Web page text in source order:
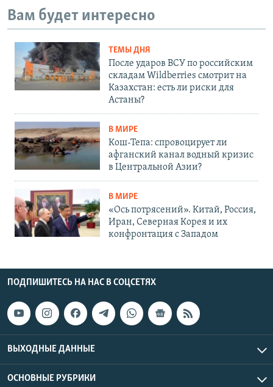
Вам будет интересно
ТЕМЫ ДНЯ
После ударов ВСУ по российским
складам Wildberries смотрит на
Казахстан: есть ли риски для
Астаны?
В МИРЕ
Кош-Тепа: спровоцирует ли
афганский канал водный кризис
в Центральной Азии?
В МИРЕ
«Ось потрясений». Китай, Россия,
Иран, Северная Корея и их
конфронтация с Западом
ПОДПИШИТЕСЬ НА НАС В СОЦСЕТЯХ
ВЫХОДНЫЕ ДАННЫЕ
ОСНОВНЫЕ РУБРИКИ